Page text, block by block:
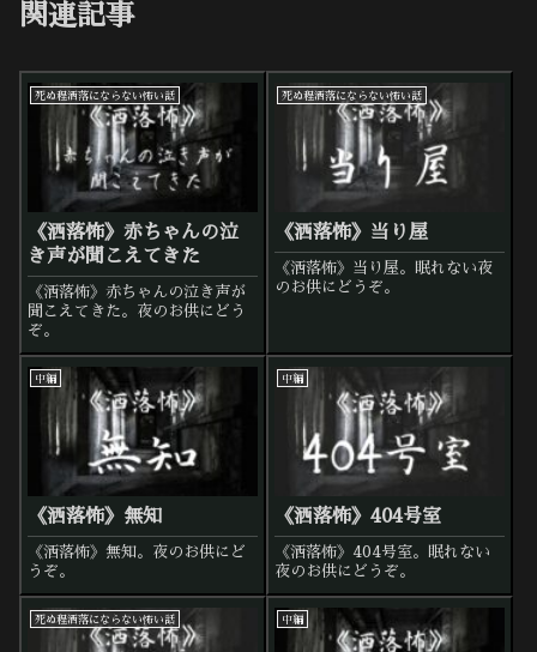
関連記事
死ぬ程洒落にならない怖い話
《洒落怖》赤ちゃんの泣
き声が聞こえてきた
《洒落怖》赤ちゃんの泣き声が
聞こえてきた。夜のお供にどう
ぞ。
死ぬ程洒落にならない怖い話
《洒落怖》当り屋
《洒落怖》当り屋。眠れない夜
のお供にどうぞ。
中編
《洒落怖》無知
《洒落怖》無知。夜のお供にど
うぞ。
中編
《洒落怖》404号室
《洒落怖》404号室。眠れない
夜のお供にどうぞ。
死ぬ程洒落にならない怖い話 中編